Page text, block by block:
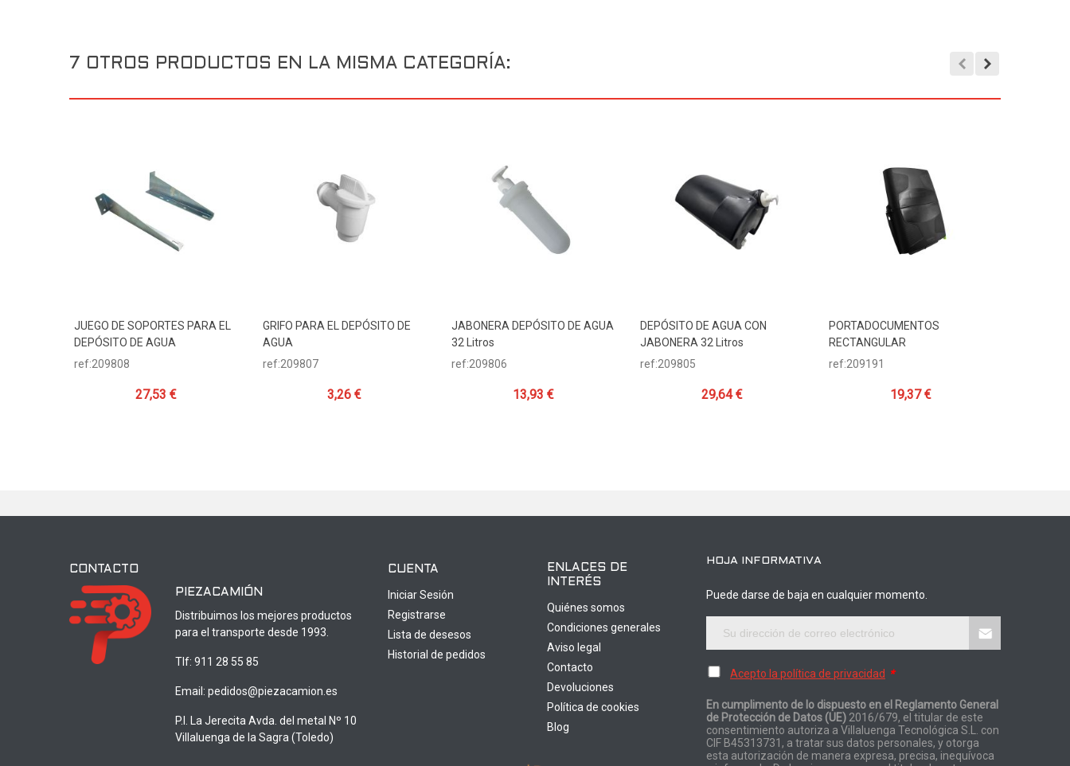
7 OTROS PRODUCTOS EN LA MISMA CATEGORÍA:
Añadir Al Carrito
JUEGO DE SOPORTES PARA EL
DEPÓSITO DE AGUA
ref:209808
27,53 €
Añadir Al Carrito
GRIFO PARA EL DEPÓSITO DE
AGUA
ref:209807
3,26 €
Añadir Al Carrito
JABONERA DEPÓSITO DE AGUA
32 Litros
ref:209806
13,93 €
Añadir Al Carrito
DEPÓSITO DE AGUA CON
JABONERA 32 Litros
ref:209805
29,64 €
Añadir Al Carrito
PORTADOCUMENTOS
RECTANGULAR
ref:209191
19,37 €
CONTACTO
PIEZACAMIÓN
Distribuimos los mejores productos
para el transporte desde 1993.
Tlf:911 28 55 85
Email:pedidos@piezacamion.es
P.I. La Jerecita Avda. del metal Nº 10
Villaluenga de la Sagra (Toledo)
CUENTA
Iniciar Sesión
Registrarse
Lista de desesos
Historial de pedidos
ENLACES DE
INTERÉS
Quiénes somos
Condiciones generales
Aviso legal
Contacto
Devoluciones
Política de cookies
Blog
HOJA INFORMATIVA
Puede darse de baja en cualquier momento.
Acepto la política de privacidad *
En cumplimento de lo dispuesto en el Reglamento General
de Protección de Datos (UE) 2016/679, el titular de este
consentimiento autoriza a Villaluenga Tecnológica S.L. con
CIF B45313731, a tratar sus datos personales, y otorga
esta autorización de manera expresa, precisa, inequívoca